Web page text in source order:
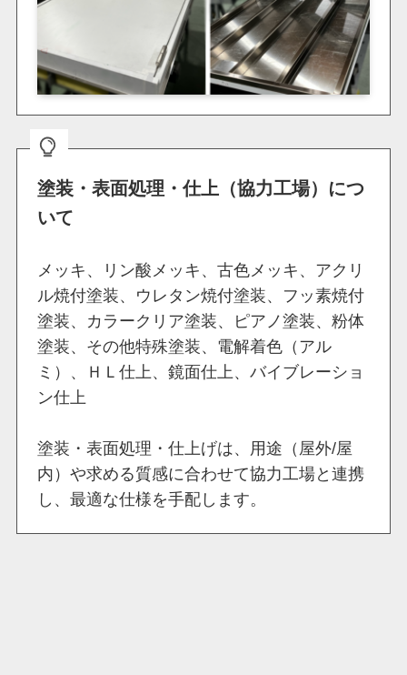
塗装・表面処理・仕上（協力工場）につ
いて
メッキ、リン酸メッキ、古色メッキ、アクリ
ル焼付塗装、ウレタン焼付塗装、フッ素焼付
塗装、カラークリア塗装、ピアノ塗装、粉体
塗装、その他特殊塗装、電解着色（アル
ミ）、ＨＬ仕上、鏡面仕上、バイブレーショ
ン仕上
塗装・表面処理・仕上げは、用途（屋外/屋
内）や求める質感に合わせて協力工場と連携
し、最適な仕様を手配します。